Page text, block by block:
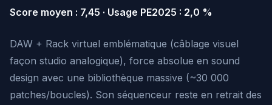
Score moyen : 7,45 · Usage PE2025 : 2,0 %
DAW + Rack virtuel emblématique (câblage visuel
façon studio analogique), force absolue en sound
design avec une bibliothèque massive (~30 000
patches/boucles). Son séquenceur reste en retrait des